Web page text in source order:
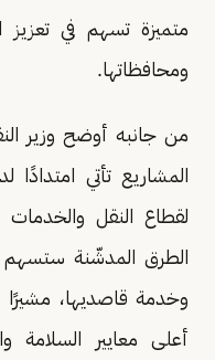
متميزة تسهم في تعزيز
ومحافظاتها.
من جانبه أوضح وزير
المشاريع تأتي امتدادًا
لقطاع النقل
الطرق المدشّنة ستسهم
وخدمة قاصديها،
أعلى معايير السلامة